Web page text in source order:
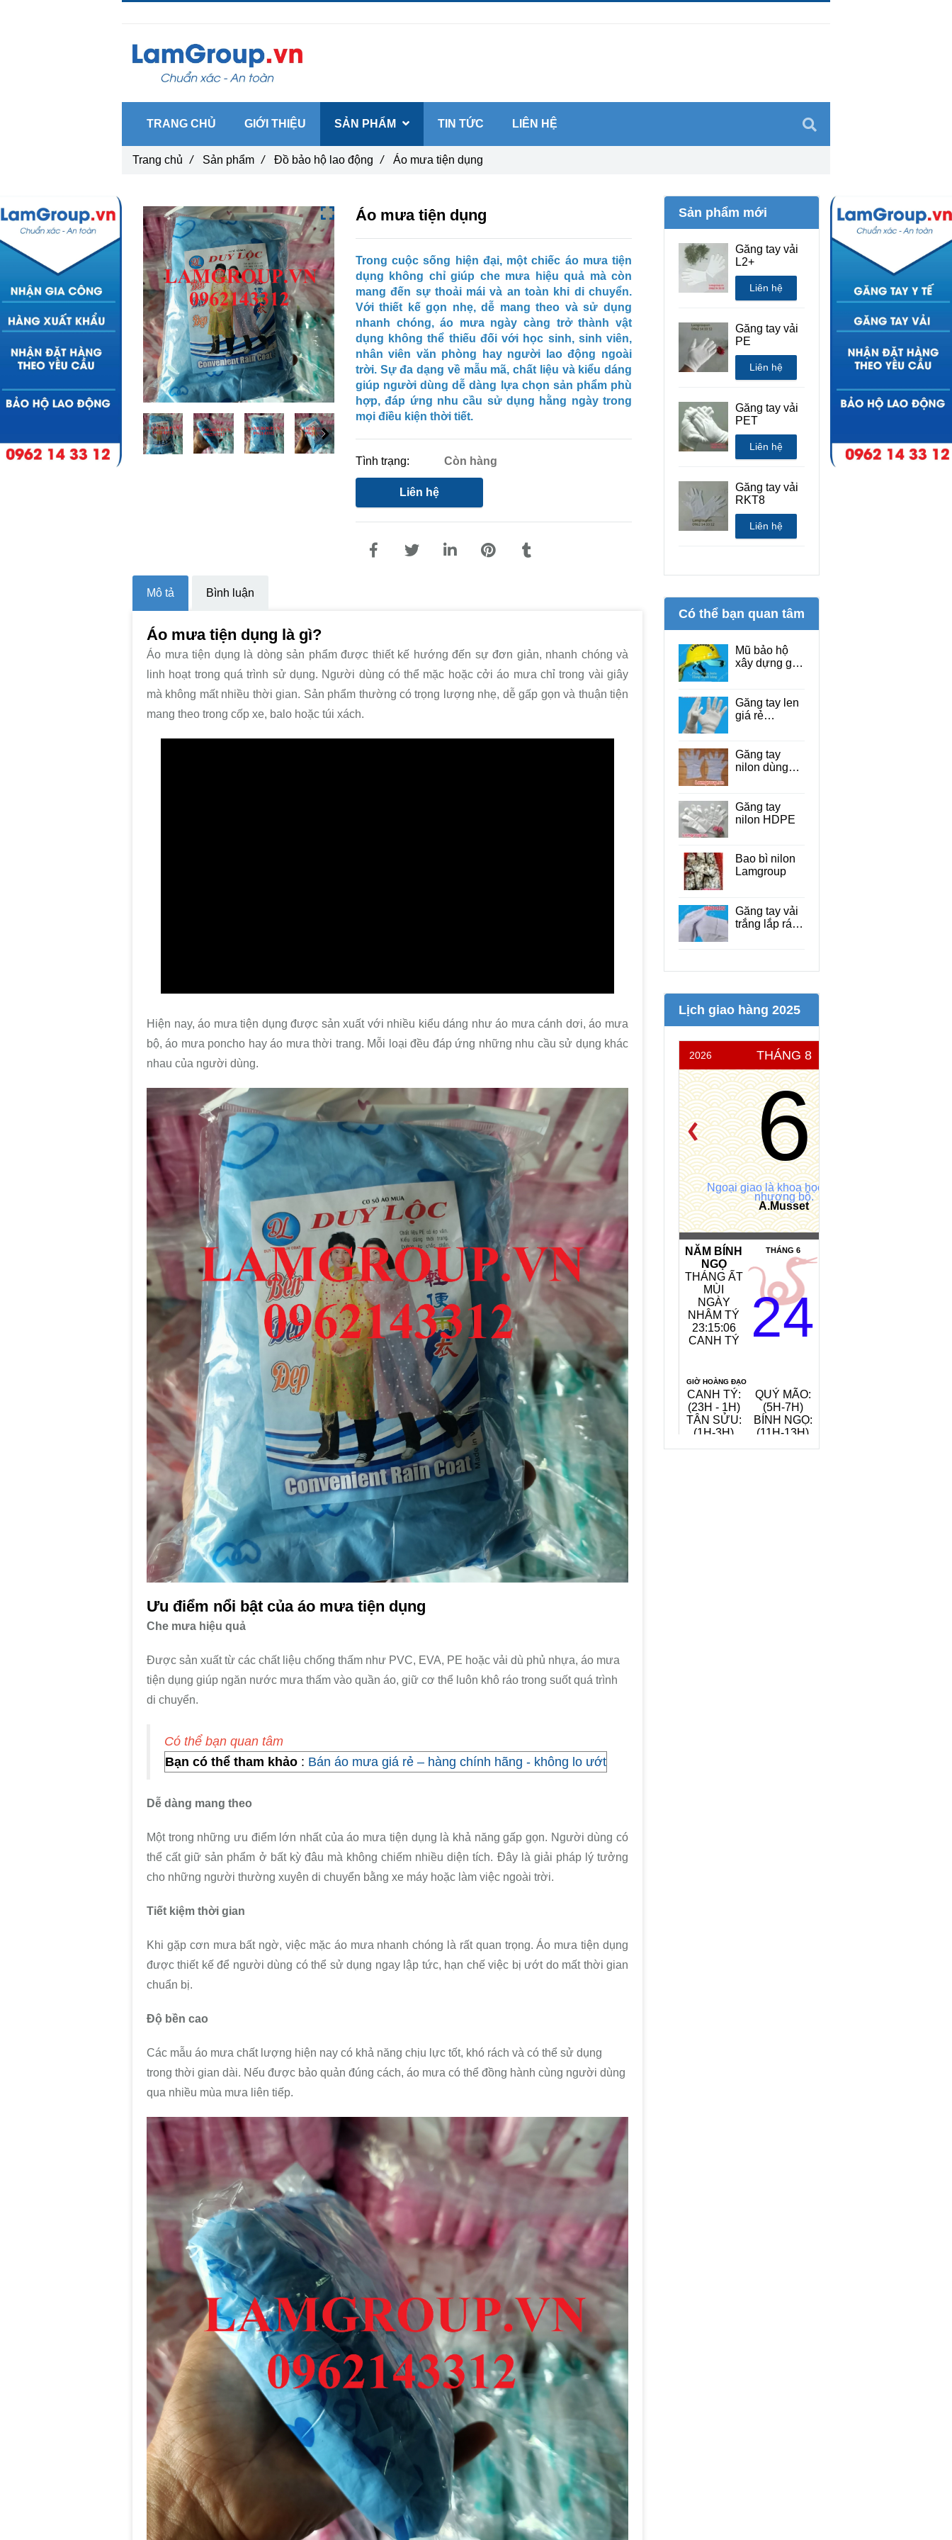
Áo mưa tiện dụng
Trong cuộc sống hiện đại, một chiếc áo mưa tiện
dụng không chỉ giúp che mưa hiệu quả mà còn
mang đến sự thoải mái và an toàn khi di chuyển.
Với thiết kế gọn nhẹ, dễ mang theo và sử dụng
nhanh chóng, áo mưa ngày càng trở thành vật
dụng không thể thiếu đối với học sinh, sinh viên,
nhân viên văn phòng hay người lao động ngoài
trời. Sự đa dạng về mẫu mã, chất liệu và kiểu dáng
giúp người dùng dễ dàng lựa chọn sản phẩm phù
hợp, đáp ứng nhu cầu sử dụng hằng ngày trong
mọi điều kiện thời tiết.
Tình trạng: Còn hàng
Liên hệ
Mô tả Bình luận
Áo mưa tiện dụng là gì?
Áo mưa tiện dụng là dòng sản phẩm được thiết kế hướng đến sự đơn giản, nhanh chóng và
linh hoạt trong quá trình sử dụng. Người dùng có thể mặc hoặc cởi áo mưa chỉ trong vài giây
mà không mất nhiều thời gian. Sản phẩm thường có trọng lượng nhẹ, dễ gấp gọn và thuận tiện
mang theo trong cốp xe, balo hoặc túi xách.
Hiện nay, áo mưa tiện dụng được sản xuất với nhiều kiểu dáng như áo mưa cánh dơi, áo mưa
bộ, áo mưa poncho hay áo mưa thời trang. Mỗi loại đều đáp ứng những nhu cầu sử dụng khác
nhau của người dùng.
Ưu điểm nổi bật của áo mưa tiện dụng
Che mưa hiệu quả
Được sản xuất từ các chất liệu chống thấm như PVC, EVA, PE hoặc vải dù phủ nhựa, áo mưa
tiện dụng giúp ngăn nước mưa thấm vào quần áo, giữ cơ thể luôn khô ráo trong suốt quá trình
di chuyển.
Có thể bạn quan tâm
Bạn có thể tham khảo : Bán áo mưa giá rẻ – hàng chính hãng - không lo ướt
Dễ dàng mang theo
Một trong những ưu điểm lớn nhất của áo mưa tiện dụng là khả năng gấp gọn. Người dùng có
thể cất giữ sản phẩm ở bất kỳ đâu mà không chiếm nhiều diện tích. Đây là giải pháp lý tưởng
cho những người thường xuyên di chuyển bằng xe máy hoặc làm việc ngoài trời.
Tiết kiệm thời gian
Khi gặp cơn mưa bất ngờ, việc mặc áo mưa nhanh chóng là rất quan trọng. Áo mưa tiện dụng
được thiết kế để người dùng có thể sử dụng ngay lập tức, hạn chế việc bị ướt do mất thời gian
chuẩn bị.
Độ bền cao
Các mẫu áo mưa chất lượng hiện nay có khả năng chịu lực tốt, khó rách và có thể sử dụng
trong thời gian dài. Nếu được bảo quản đúng cách, áo mưa có thể đồng hành cùng người dùng
qua nhiều mùa mưa liên tiếp.
Sản phẩm mới
Găng tay vải
L2+
Liên hệ
Găng tay vải
PE
Liên hệ
Găng tay vải
PET
Liên hệ
Găng tay vải
RKT8
Liên hệ
Có thể bạn quan tâm
Mũ bảo hộ
xây dựng giá
Găng tay len
giá rẻ
Găng tay
nilon dùng
Găng tay
nilon HDPE
Bao bì nilon
Lamgroup
Găng tay vải
trắng lắp ráp
Lịch giao hàng 2025
2026 THÁNG 8
6
Ngoại giao là khoa học của sự
nhượng bộ.
A.Musset
NĂM BÍNH
NGỌ
THÁNG ẤT
MÙI
NGÀY
NHÂM TÝ
23:15:08
CANH TÝ
THÁNG 6
24
GIỜ HOÀNG ĐẠO
CANH TÝ:
(23H - 1H)
TÂN SỬU:
(1H-3H)
QUÝ MÃO:
(5H-7H)
BÍNH NGỌ:
(11H-13H)
Trang chủ / Sản phẩm / Đồ bảo hộ lao động / Áo mưa tiện dụng
TRANG CHỦ GIỚI THIỆU SẢN PHẨM TIN TỨC LIÊN HỆ